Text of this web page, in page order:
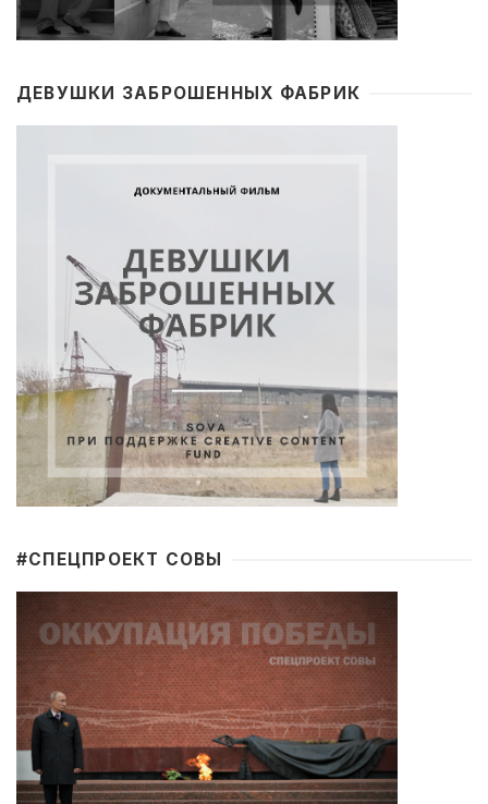
ДЕВУШКИ ЗАБРОШЕННЫХ ФАБРИК
#CПЕЦПРОЕКТ СОВЫ